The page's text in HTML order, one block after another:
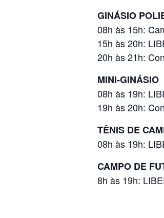
GINÁSIO
08h às 15h:
15h às 20h:
20h às 21h:
MINI-GINÁSIO
08h às 19h:
19h às 20h:
TÊNIS DE
08h às 19h:
CAMPO DE
8h às 19h: